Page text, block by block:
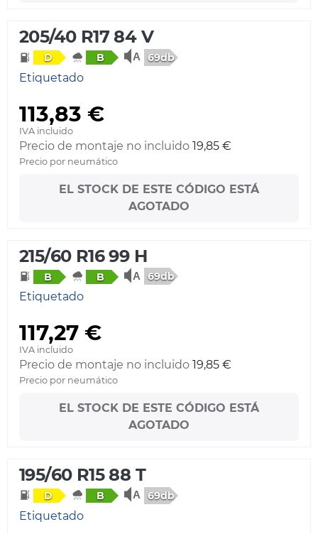
205/40 R17 84 V
D B 69db
Etiquetado
113,83 €
IVA incluido
Precio de montaje no incluido 19,85 €
Precio por neumático
EL STOCK DE ESTE CÓDIGO ESTÁ
AGOTADO
215/60 R16 99 H
B B 69db
Etiquetado
117,27 €
IVA incluido
Precio de montaje no incluido 19,85 €
Precio por neumático
EL STOCK DE ESTE CÓDIGO ESTÁ
AGOTADO
195/60 R15 88 T
D B 69db
Etiquetado